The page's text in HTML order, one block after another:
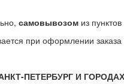
самовывозом из
при оформлении
ПЕТЕРБУРГ И